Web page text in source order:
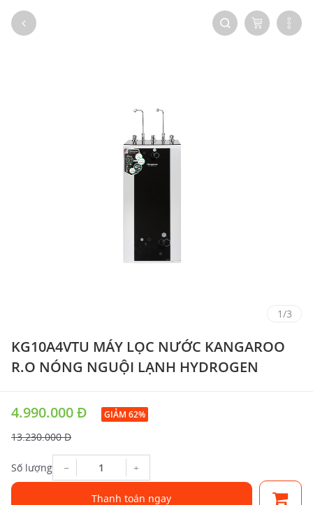
1/3
KG10A4VTU MÁY LỌC NƯỚC KANGAROO
R.O NÓNG NGUỘI LẠNH HYDROGEN
4.990.000 Đ GIẢM 62%
13.230.000 Đ
Số lượng − +
Thanh toán ngay